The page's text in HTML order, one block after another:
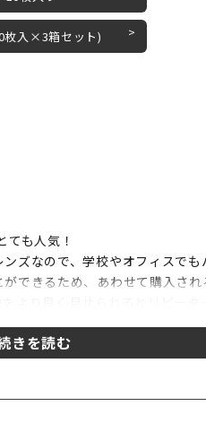
枚入×3箱セット)
も人気！
ズなので、学校やオフィスでも
できるため、あわせて購入され
マー」を配合。
んの原因となるUV-Bを99％カッ
のために30枚入のご用意があ